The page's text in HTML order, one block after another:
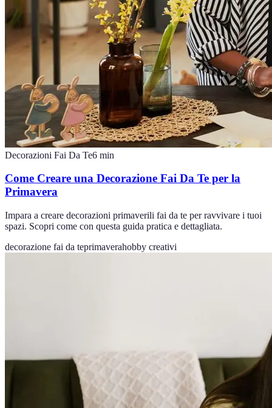
Decorazioni Fai Da Te6 min
Come Creare una Decorazione Fai Da Te per la
Primavera
Impara a creare decorazioni primaverili fai da te per ravvivare i tuoi
spazi. Scopri come con questa guida pratica e dettagliata.
decorazione fai da teprimaverahobby creativi